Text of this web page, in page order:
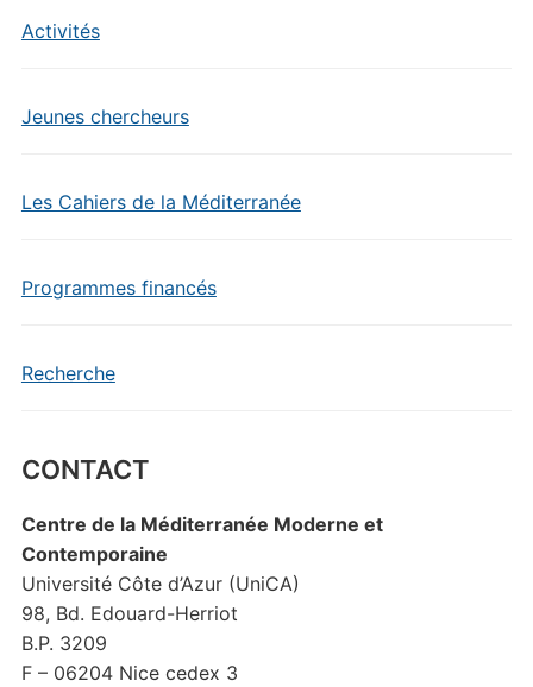
Activités
Jeunes chercheurs
Les Cahiers de la Méditerranée
Programmes financés
Recherche
CONTACT
Centre de la Méditerranée Moderne et
Contemporaine
Université Côte d’Azur (UniCA)
98, Bd. Edouard-Herriot
B.P. 3209
F – 06204 Nice cedex 3